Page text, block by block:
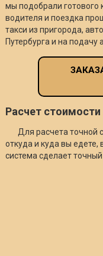
мы подобрали готового
водителя и поездка
такси из пригорода,
Путербурга и на подачу
Расчет стоимости
Для расчета точной
откуда и куда вы едете,
система сделает